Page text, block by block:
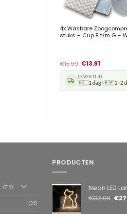
+
4x Wasbare
stuks – Cup B t/m G –
€15.99 €13.91
LEVERTIJD
🇳🇱1 dag•🇧🇪1–2
(718)
(35)
PRODUCTEN
Neon LED Lamp Kat – Warm Wit –
€32.99 €